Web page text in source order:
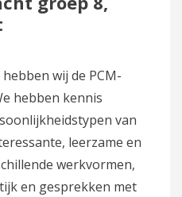
wij de PCM-
hebben kennis
van
leerzame en
werkvormen,
en gesprekken met